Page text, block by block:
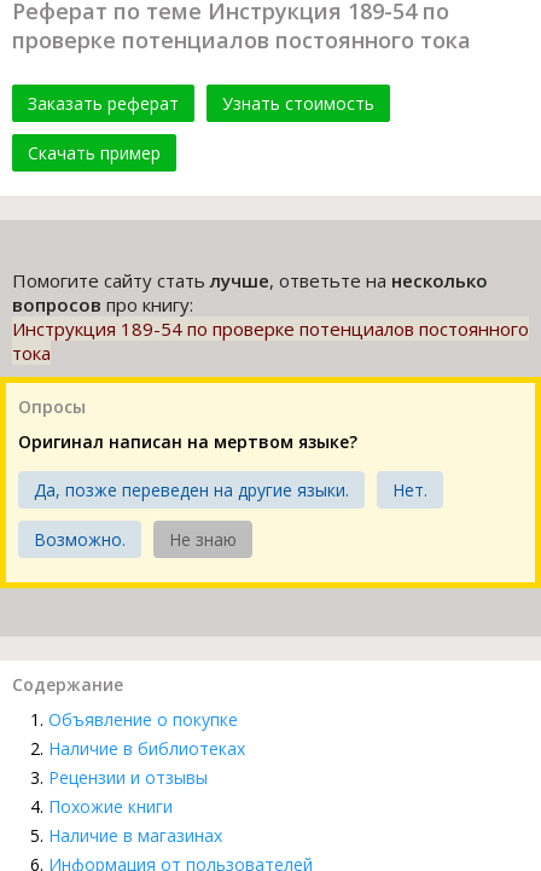
Реферат по теме Инструкция 189-54 по
проверке потенциалов постоянного тока
Заказать реферат Узнать стоимость
Скачать пример
Помогите сайту статьлучше, ответьте на несколько
вопросов про книгу:
Инструкция 189-54 по проверке потенциалов постоянного
тока
Опросы
Оригинал написан на мертвом языке?
Да, позже переведен на другие языки. Нет.
Возможно. Не знаю
Содержание
Объявление о покупке
Наличие в библиотеках
Рецензии и отзывы
Похожие книги
Наличие в магазинах
Информация от пользователей